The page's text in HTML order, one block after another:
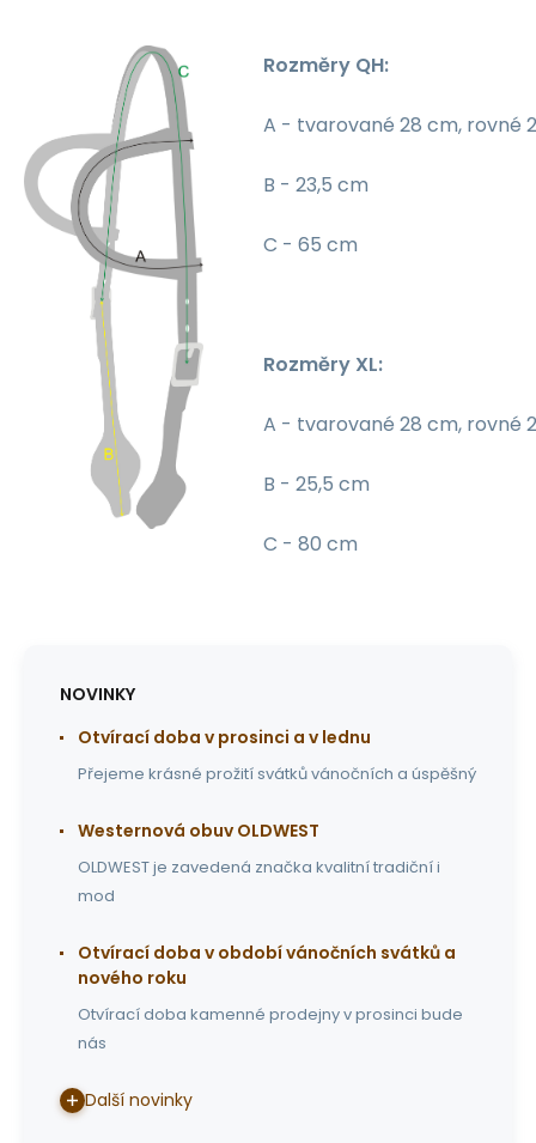
Rozměry QH:
A - tvarované 28 cm, rovné
B - 23,5 cm
C - 65 cm
Rozměry XL:
A - tvarované 28 cm, rovné
B - 25,5 cm
C - 80 cm
NOVINKY
Otvírací doba v prosinci a v lednu
Přejeme krásné prožití svátků vánočních a úspěšný
Westernová obuv OLDWEST
OLDWEST je zavedená značka kvalitní tradiční i
mod
Otvírací doba v období vánočních svátků a
nového roku
Otvírací doba kamenné prodejny v prosinci bude
nás
Další novinky